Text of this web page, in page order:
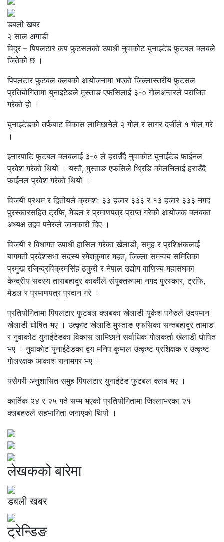
डबली खबर
२ साल अगाडी
विदुर – पिपलटार कप फुटसलको उपाधी नुवाकोट युनाइटेड फुटबल क्लबले
जितेको छ ।
पिपलटार फुटबल क्लबको आयोजनामा भएको जिल्लास्तरीय फुटसल
प्रतियोगितामा युनाइटेडले मुस्ताङ एफसिलाई ३-० गोलअन्तरले पराजित
गरेको हो ।
युनाइटेडको तर्फबाट विकास लामिछानेले २ गोल र सागर दर्जीले १ गाेल गरे
।
इनारपाटि फुटबल क्लबलाई ३-० ले हराउँदै नुवाकाेट युनाईटेड फाईनल
प्रवेश गरेको थियो । यस्तै, मुस्ताङ एफसिले थ्रिडि काेलनिलाई हराउँदै
फाईनल प्रवेश गरेको थियो ।
विजयी प्रथम र द्वितीयले क्रमशः ३३ हजार ३३३ र १३ हजार ३३३ नगद
पुरस्कारसहित ट्रफि, मेडल र प्रमाणपत्र प्राप्त गरेको आयोजक क्लबका
अध्यक्ष उद्वव पनेरुले जानकारी दिए ।
विजयी र विधागत उपाधी हासिल गरेका खेलाडी, समुह र प्रशिक्षकलाई
बागमती प्रदेशसभा सदस्य रमेशकुमार महत, जिल्ला समन्वय समितिका
प्रमुख रजिन्द्रविक्रमसिंह ठकुरी र नेपाल उद्योग वाणिज्य महासंघका
केन्द्रीय सदस्य ताराबहादुर कार्कीले संयुक्तरुपमा नगद पुरस्कार, ट्रफि,
मेडल र प्रमाणपत्र प्रदान गरे ।
प्रतियोगितामा पिपलटार फुटबल क्लबका खेलाडी युकेश पनेरुले उदयमान
खेलाडी घोषित भए । उत्कृष्ट खेलाडि मुस्ताङ एफसिका सन्तबहादुर तामाङ
र नुवाकोट युनाईटेडका विकास लामिछाने सर्वाधिक गाेलकर्ता खेलाडी घोषित
भए । नुवाकाेट युनाईटेडका द्वय मनिष कुमाल उत्कृष्ट प्रशिक्षक र उत्कृष्ट
गाेलरक्षक आकाश रानामगर भए ।
यसैगरी अनुशासित समुह पिपलटार युनाईटेड फुटबल क्लब भए ।
कार्तिक २४ र २५ गते सम्म भएको प्रतियोगितामा जिल्लाभरका २१
क्लबहरुले सहभागिता जनाएको थियो ।
लेखकको बारेमा
डबली खबर
ट्रेन्डिङ